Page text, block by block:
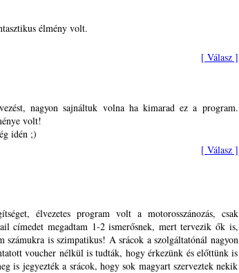
élmény volt.
[ Válasz ]
nagyon sajnáltuk volna ha kimarad ez a program.
volt!
idén ;)
[ Válasz ]
élvezetes program volt a motorosszánozás, csak
címedet megadtam 1-2 ismerősnek, mert tervezik ők is,
számukra is szimpatikus! A srácok a szolgáltatónál nagyon
voucher nélkül is tudták, hogy érkezünk és előttünk is
is jegyezték a srácok, hogy sok magyart szerveztek nekik